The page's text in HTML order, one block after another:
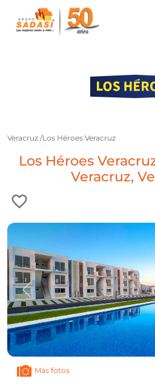
Veracruz /Los Héroes Veracruz
Los Héroes
Veracruz,
Anterior
Más fotos